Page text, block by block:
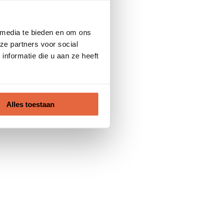
te bieden en om ons
partners voor social
die u aan ze heeft
Alles toestaan